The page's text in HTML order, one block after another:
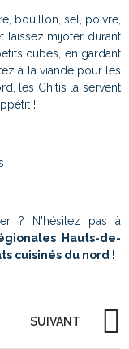
bouillon, sel, poivre,
laissez mijoter durant
cubes, en gardant
à la viande pour les
les Ch'tis la servent
!
? N'hésitez pas à
Hauts-de-
cuisinés du nord !
SUIVANT